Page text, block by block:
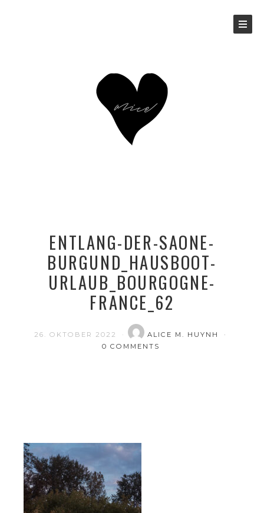
ENTLANG-DER-SAONE-
BURGUND_HAUSBOOT-
URLAUB_BOURGOGNE-
FRANCE_62
26. OKTOBER 2022
ALICE M. HUYNH
0 COMMENTS